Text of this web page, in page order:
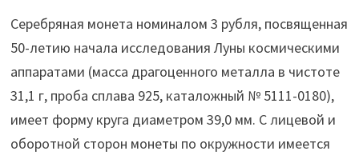
Серебряная монета номиналом 3 рубля, посвященная
50-летию начала исследования Луны космическими
аппаратами (масса драгоценного металла в чистоте
31,1 г, проба сплава 925, каталожный № 5111-0180),
имеет форму круга диаметром 39,0 мм. С лицевой и
оборотной сторон монеты по окружности имеется